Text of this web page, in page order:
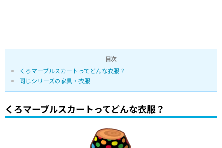
目次
くろマーブルスカートってどんな衣服？
同じシリーズの家具・衣服
くろマーブルスカートってどんな衣服？